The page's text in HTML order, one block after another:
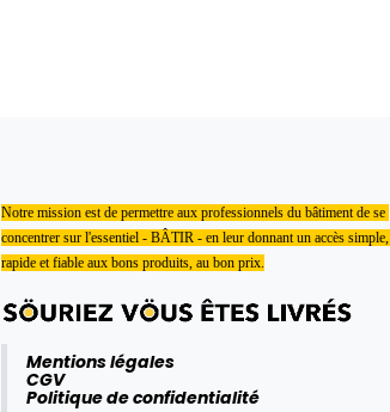
Notre mission est de permettre aux professionnels du bâtiment de se
concentrer sur l'essentiel - BÂTIR - en leur donnant un accès simple,
rapide et fiable aux bons produits, au bon prix.
Mentions légales
CGV
Politique de confidentialité